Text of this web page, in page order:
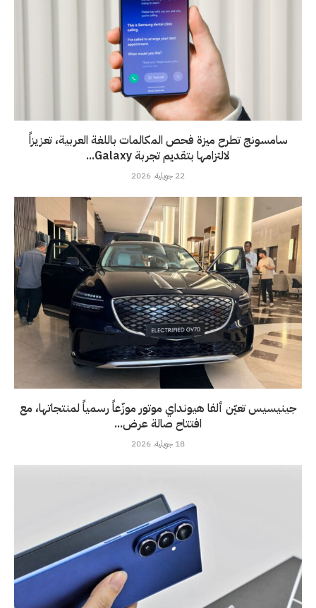
سامسونج تطرح ميزة فحص المكالمات باللغة العربية، تعزيزاً
لالتزامها بتقديم تجربة Galaxy...
22 جويلية، 2026
جينيسيس تعيّن ألفا هيونداي موتور موزّعاً رسمياً لمنتجاتها، مع
افتتاح صالة عرض...
18 جويلية، 2026